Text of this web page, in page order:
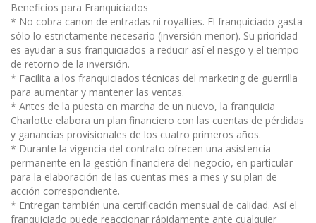
Beneficios para Franquiciados
* No cobra canon de entradas ni royalties. El franquiciado gasta
sólo lo estrictamente necesario (inversión menor). Su prioridad
es ayudar a sus franquiciados a reducir así el riesgo y el tiempo
de retorno de la inversión.
* Facilita a los franquiciados técnicas del marketing de guerrilla
para aumentar y mantener las ventas.
* Antes de la puesta en marcha de un nuevo, la franquicia
Charlotte elabora un plan financiero con las cuentas de pérdidas
y ganancias provisionales de los cuatro primeros años.
* Durante la vigencia del contrato ofrecen una asistencia
permanente en la gestión financiera del negocio, en particular
para la elaboración de las cuentas mes a mes y su plan de
acción correspondiente.
* Entregan también una certificación mensual de calidad. Así el
franquiciado puede reaccionar rápidamente ante cualquier